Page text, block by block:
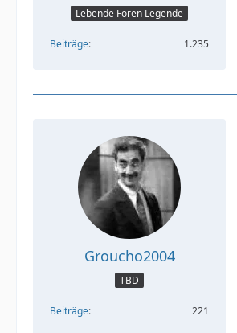
Lebende Foren Legende
Beiträge 1.235
Groucho2004
TBD
Beiträge 221